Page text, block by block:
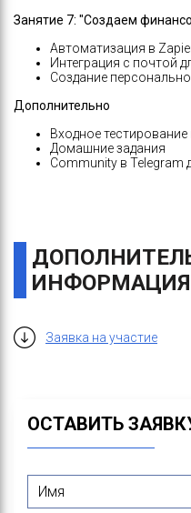
Занятие 7: "Создаем
Aвтоматизация в
Интеграция с почтой
Создание
Дополнительно
Входное
Домашние задания
Community в
Заявка на участие
ОСТАВИТЬ